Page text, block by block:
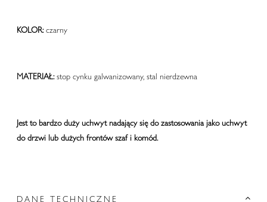
KOLOR:czarny
MATERIAŁ:stop cynku galwanizowany, stal nierdzewna
Jest to bardzo duży uchwyt nadający się do zastosowania jako uchwyt
do drzwi lub dużych frontów szaf i komód.
DANE TECHNICZNE